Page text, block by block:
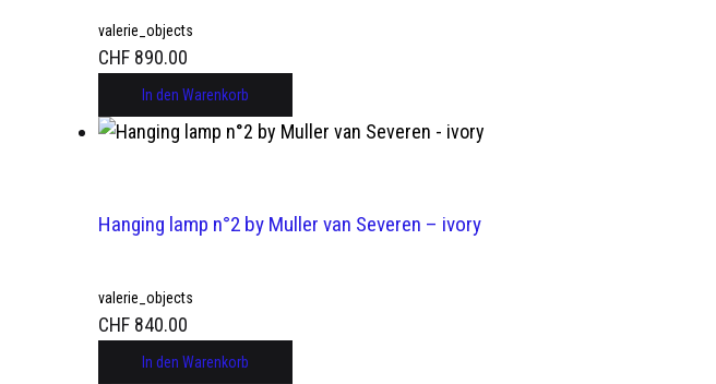
valerie_objects
CHF 890.00
In den Warenkorb
Hanging lamp n°2 by Muller van Severen – ivory
valerie_objects
CHF 840.00
In den Warenkorb